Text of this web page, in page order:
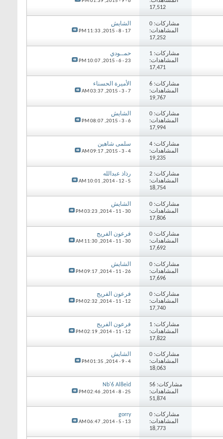
17,512
مشاركات: 0
المشاهدات:
17,252
الشايش
17 - 8 - 2015,
11:33 PM
مشاركات: 1
المشاهدات:
17,471
حمــودي
23 - 6 - 2015,
10:07 PM
مشاركات: 6
المشاهدات:
19,767
الأميرة الحسناء
7 - 3 - 2015,
03:37 AM
مشاركات: 0
المشاهدات:
17,994
الشايش
6 - 3 - 2015,
08:07 PM
مشاركات: 4
المشاهدات:
19,235
سلمى شاهين
4 - 3 - 2015,
09:17 AM
مشاركات: 2
المشاهدات:
18,754
رذاذ عبدالله
5 - 12 - 2014,
10:01 AM
مشاركات: 0
المشاهدات:
17,806
الشايش
30 - 11 - 2014,
03:23 PM
مشاركات: 0
المشاهدات:
17,692
فرعون الفريج
30 - 11 - 2014,
11:30 AM
مشاركات: 0
المشاهدات:
17,696
الشايش
26 - 11 - 2014,
09:17 PM
مشاركات: 0
المشاهدات:
17,740
فرعون الفريج
12 - 11 - 2014,
02:32 PM
مشاركات: 1
المشاهدات:
17,822
فرعون الفريج
12 - 11 - 2014,
02:19 PM
مشاركات: 0
المشاهدات:
18,063
الشايش
4 - 9 - 2014,
01:35 PM
مشاركات: 56
المشاهدات:
51,874
Nb'6 Al8eid
25 - 8 - 2014,
02:46 PM
مشاركات: 0
المشاهدات:
18,773
gorry
13 - 5 - 2014,
06:47 AM